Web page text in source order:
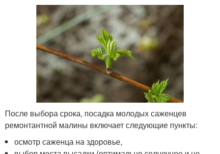
После выбора срока, посадка молодых саженцев
ремонтантной малины включает следующие пункты:
осмотр саженца на здоровье,